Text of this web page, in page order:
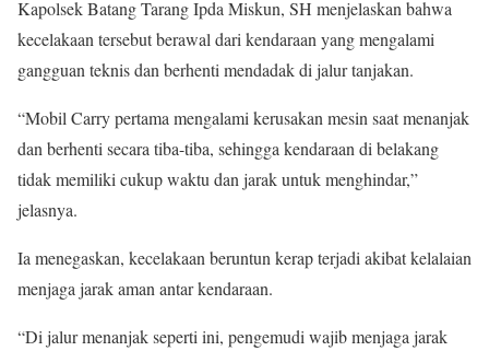
Kapolsek Batang Tarang Ipda Miskun, SH menjelaskan bahwa
kecelakaan tersebut berawal dari kendaraan yang mengalami
gangguan teknis dan berhenti mendadak di jalur tanjakan.
“Mobil Carry pertama mengalami kerusakan mesin saat menanjak
dan berhenti secara tiba-tiba, sehingga kendaraan di belakang
tidak memiliki cukup waktu dan jarak untuk menghindar,”
jelasnya.
Ia menegaskan, kecelakaan beruntun kerap terjadi akibat kelalaian
menjaga jarak aman antar kendaraan.
“Di jalur menanjak seperti ini, pengemudi wajib menjaga jarak